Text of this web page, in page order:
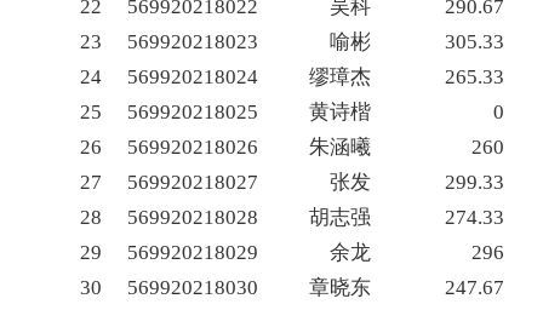
22
569920218022 吴科
290.67
23
569920218023 喻彬
305.33
24
569920218024 缪璋杰
265.33
25
569920218025 黄诗楷
0
26
569920218026 朱涵曦
260
27
569920218027 张发
299.33
28
569920218028 胡志强
274.33
29
569920218029 余龙
296
30
569920218030 章晓东
247.67